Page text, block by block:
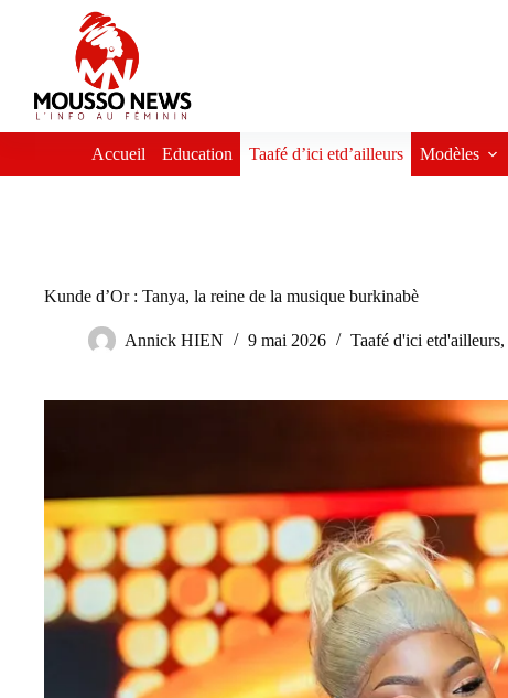
Accueil Education Taafé d’ici etd’ailleurs Modèles
Kunde d’Or : Tanya, la reine de la musique burkinabè
Annick HIEN 9 mai 2026 Taafé d'ici etd'ailleurs,